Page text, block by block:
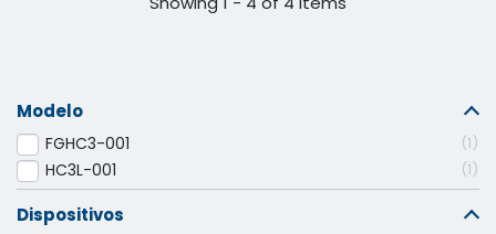
Modelo
FGHC3-001 1
HC3L-001 1
Dispositivos